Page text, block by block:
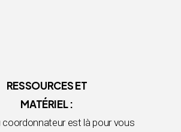
RESSOURCES ET
MATÉRIEL :
coordonnateur est là pour vous